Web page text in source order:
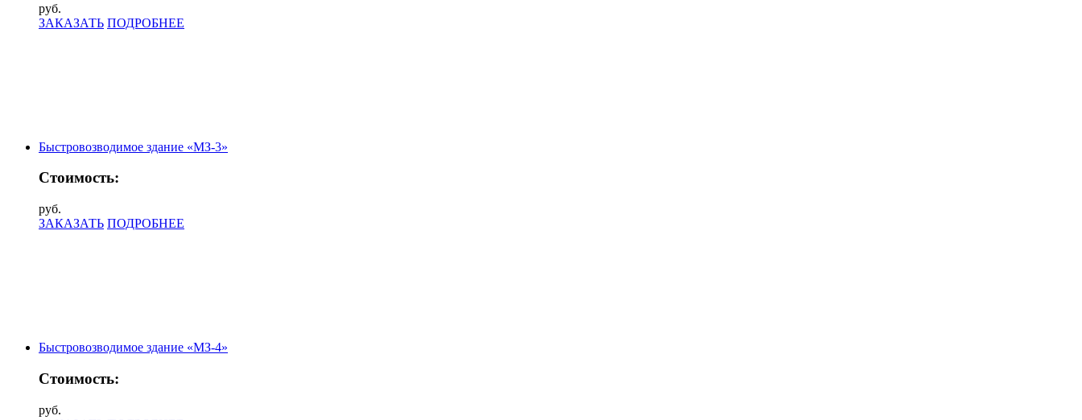
руб.
ЗАКАЗАТЬ ПОДРОБНЕЕ
Быстровозводимое здание «МЗ-3»
Стоимость:
руб.
ЗАКАЗАТЬ ПОДРОБНЕЕ
Быстровозводимое здание «МЗ-4»
Стоимость:
руб.